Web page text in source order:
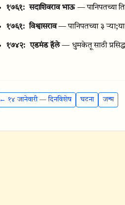
१७६१: सदाशिवराव भाऊ — पानिपतच्या
१७६१: विश्वासराव — पानिपतच्या ३
१७४२: एडमंड हॅले — धुमकेतू साठी प्रसिद्ध
← १४ जानेवारी — दिनविशेष घटना जन्म